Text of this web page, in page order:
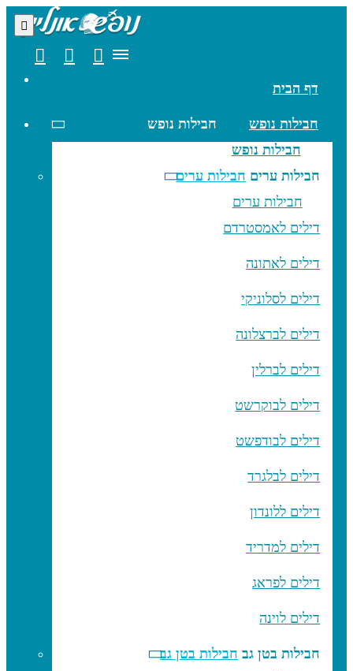
דף הבית
חבילות נופש
חבילות נופש
חבילות נופש
חבילות ערים חבילות ערים
חבילות ערים
דילים לאמסטרדם
דילים לאתונה
דילים לסלוניקי
דילים לברצלונה
דילים לברלין
דילים לבוקרשט
דילים לבודפשט
דילים לבלגרד
דילים ללונדון
דילים למדריד
דילים לפראג
דילים לוינה
חבילות בטן גב חבילות בטן גב